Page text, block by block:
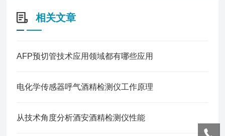
相关文章
AFP预切管技术应用领域都有哪些应用
电化学传感器呼气酒精检测仪工作原理
从技术角度分析酒安酒精检测仪性能